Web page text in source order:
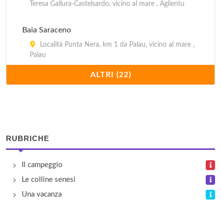
Teresa Gallura-Castelsardo, vicino al mare , Aglientu
Baia Saraceno
Località Punta Nera, km 1 da Palau, vicino al mare ,
Palau
Località Coda Cavallo, deviazione dalla litoranea,
Teodoro
Capo d'Orso
ALTRI (22)
RUBRICHE
Il campeggio
Le colline senesi
Una vacanza